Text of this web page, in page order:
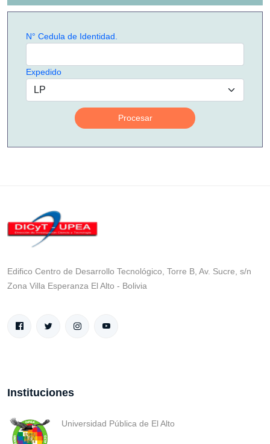
N° Cedula de Identidad.
Expedido
Procesar
Edifico Centro de Desarrollo Tecnológico, Torre B, Av. Sucre, s/n
Zona Villa Esperanza El Alto - Bolivia
Instituciones
Universidad Pública de El Alto